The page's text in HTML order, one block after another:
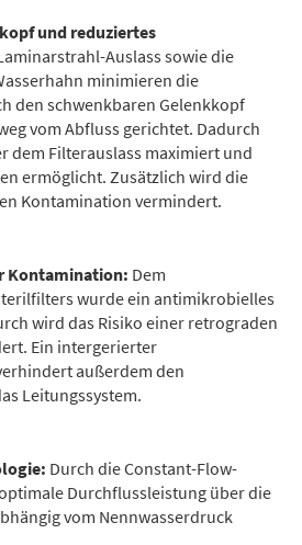
und reduziertes
Auslass sowie die
minimieren die
den schwenkbaren Gelenkkopf
vom Abfluss gerichtet. Dadurch
dem Filterauslass maximiert und
ermöglicht. Zusätzlich wird die
Kontamination vermindert.
Kontamination: Dem
wurde ein antimikrobielles
wird das Risiko einer retrograden
Ein intergerierter
außerdem den
Leitungssystem.
Durch die Constant-Flow-
Durchflussleistung über die
vom Nennwasserdruck